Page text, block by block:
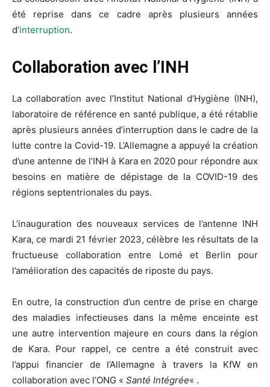
été reprise dans ce cadre après plusieurs années
d’interruption.
Collaboration avec l’INH
La collaboration avec l’Institut National d’Hygiène (INH),
laboratoire de référence en santé publique, a été rétablie
après plusieurs années d’interruption dans le cadre de la
lutte contre la Covid-19. L’Allemagne a appuyé la création
d’une antenne de l’INH à Kara en 2020 pour répondre aux
besoins en matière de dépistage de la COVID-19 des
régions septentrionales du pays.
L’inauguration des nouveaux services de l’antenne INH
Kara, ce mardi 21 février 2023, célèbre les résultats de la
fructueuse collaboration entre Lomé et Berlin pour
l’amélioration des capacités de riposte du pays.
En outre, la construction d’un centre de prise en charge
des maladies infectieuses dans la même enceinte est
une autre intervention majeure en cours dans la région
de Kara. Pour rappel, ce centre a été construit avec
l’appui financier de l’Allemagne à travers la KfW en
collaboration avec l’ONG « Santé Intégrée« .